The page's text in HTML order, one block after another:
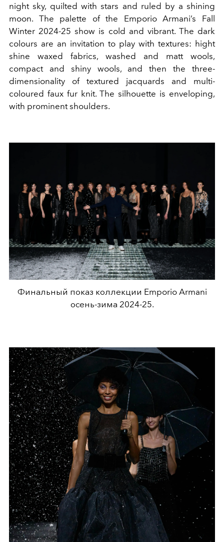
night sky, quilted with stars and ruled by a shining
moon. The palette of the Emporio Armani’s Fall
Winter 2024-25 show is cold and vibrant. The dark
colours are an invitation to play with textures: hight
shine waxed fabrics, washed and matt wools,
compact and shiny wools, and then the three-
dimensionality of textured jacquards and multi-
coloured faux fur knit. The silhouette is enveloping,
with prominent shoulders.
Финальный показ коллекции Emporio Armani
осень-зима 2024-25.